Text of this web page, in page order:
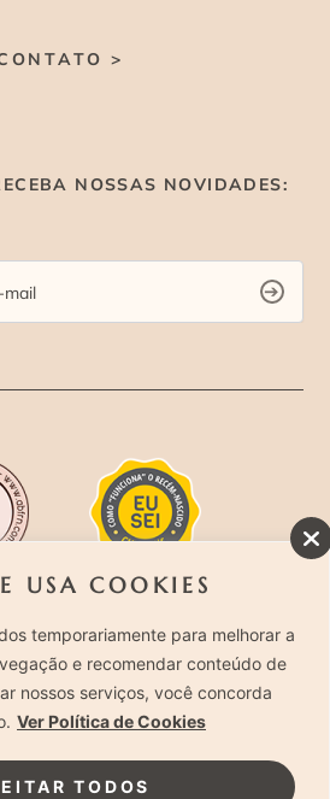
USA COOKIES
temporariamente para melhorar a
e recomendar conteúdo de
nossos serviços, você concorda
Ver Política de Cookies
TODOS
>
NOSSAS NOVIDADES:
419 – Pinheiros, São Paulo –
– Telefone: (11) 94494-1818
Clique Aquie acesse nossa